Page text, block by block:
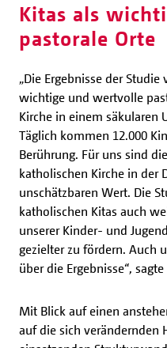
Kitas als
pastorale Orte
„Die Ergebnisse der
wichtige und wertvolle
Kirche in einem säkularen
Täglich kommen 12.000
Berührung. Für uns sind
katholischen Kirche in der
unschätzbaren Wert. Die
katholischen Kitas auch
unserer Kinder- und
gezielter zu fördern. Auch
über die Ergebnisse“,
Mit Blick auf einen
auf die sich verändernden